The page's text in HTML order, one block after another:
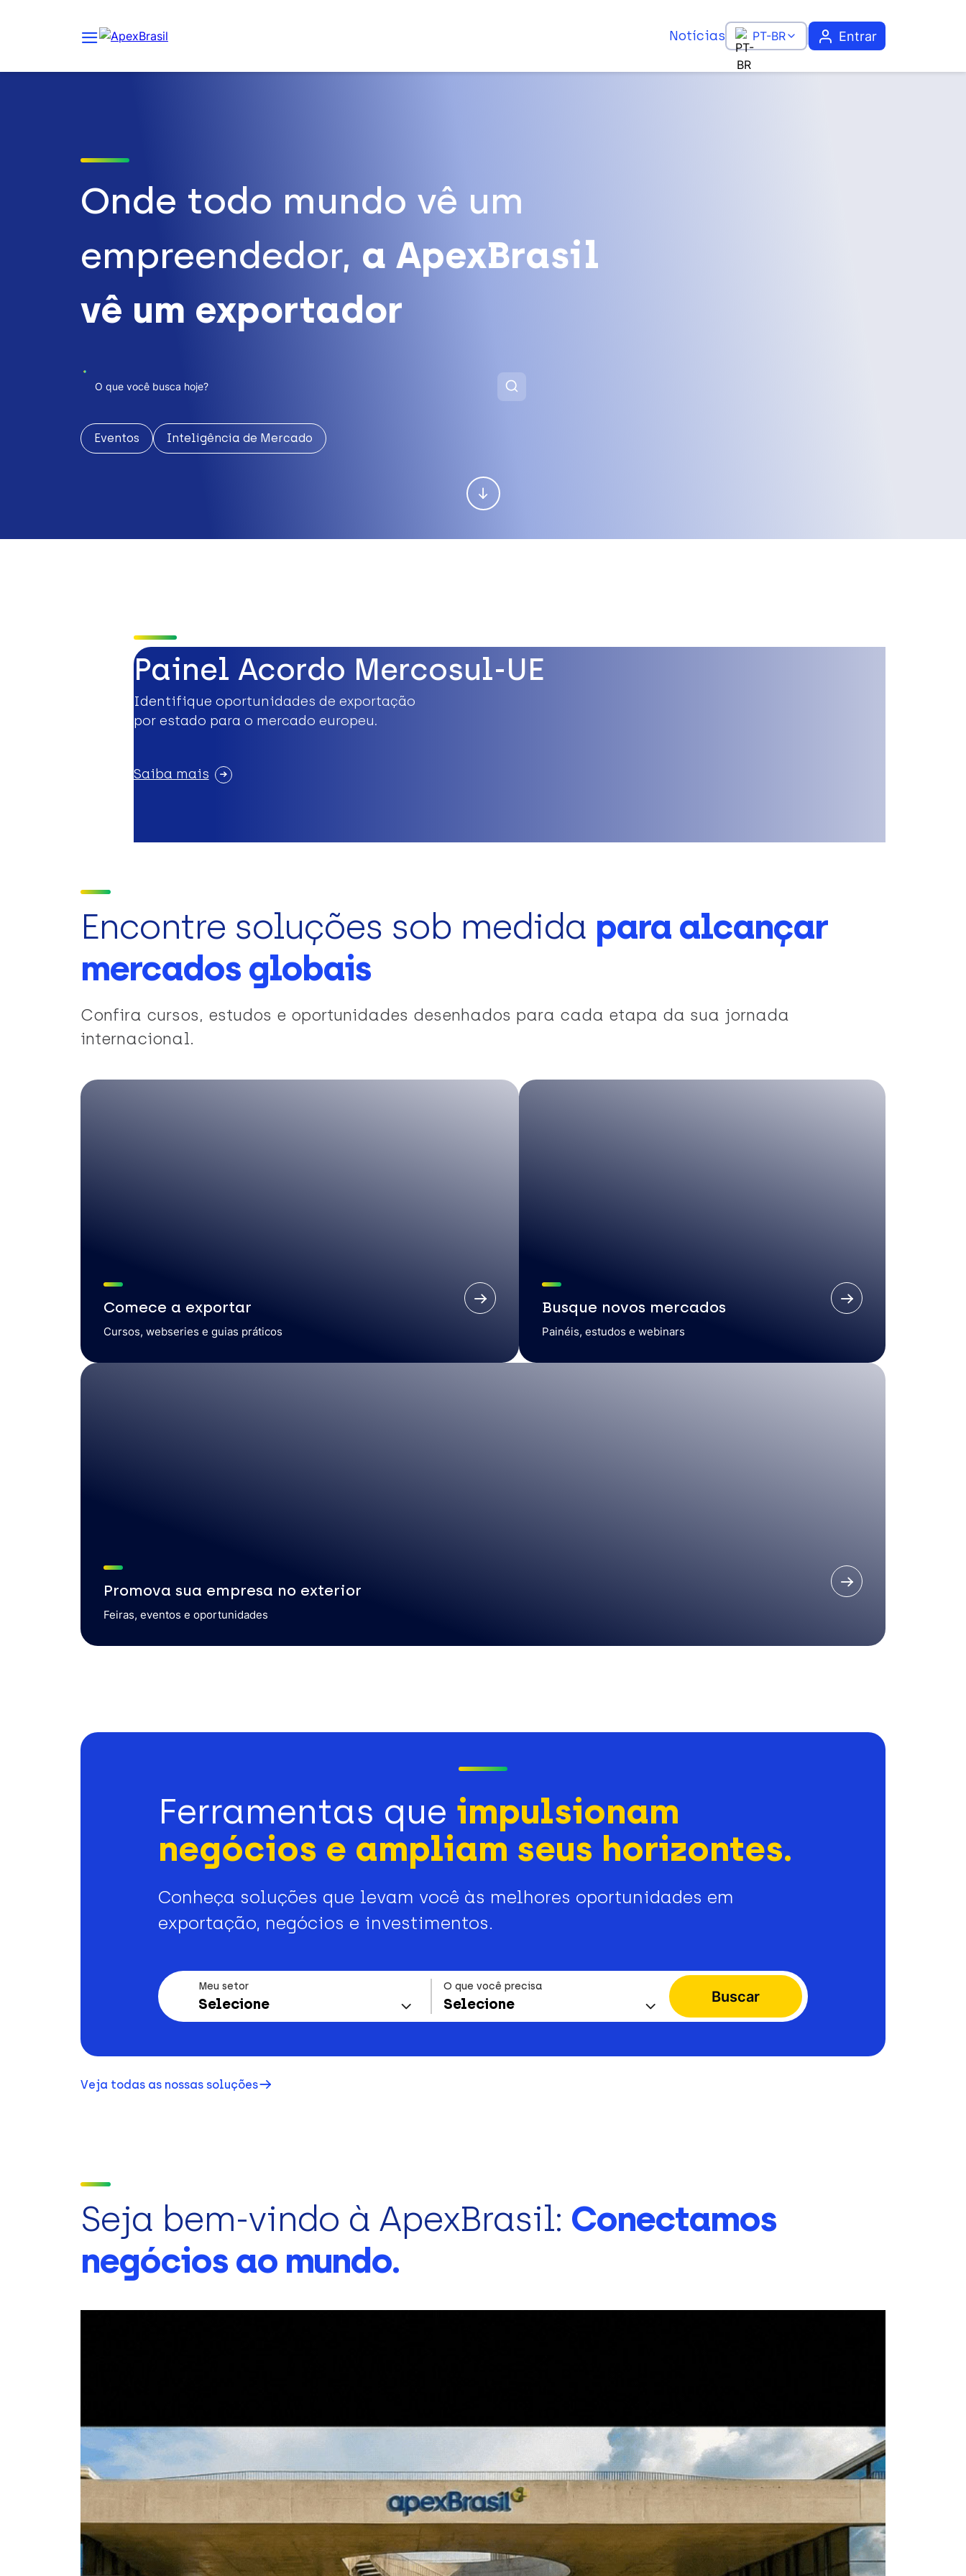
Notícias PT-BR Entrar
Onde todo mundo vê um
empreendedor, a ApexBrasil
vê um exportador
Eventos Inteligência de Mercado
Painel Acordo Mercosul-UE
Identifique oportunidades de exportação
por estado para o mercado europeu.
Saiba mais
Encontre soluções sob medida para alcançar
mercados globais
Confira cursos, estudos e oportunidades desenhados para cada etapa da sua jornada
internacional.
Comece a exportar
Cursos, webseries e guias práticos
Busque novos mercados
Painéis, estudos e webinars
Promova sua empresa no exterior
Feiras, eventos e oportunidades
Ferramentas que impulsionam
negócios e ampliam seus horizontes.
Conheça soluções que levam você às melhores oportunidades em
exportação, negócios e investimentos.
Meu setor
Selecione
O que você precisa
Selecione Buscar
Veja todas as nossas soluções
Seja bem-vindo à ApexBrasil: Conectamos
negócios ao mundo.